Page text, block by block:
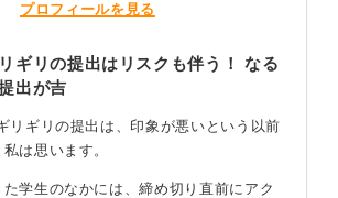
プロフィールを見る
ギリの提出はリスクも伴う！ なる
出が吉
リギリの提出は、印象が悪いという以前
は思います。
学生のなかには、締め切り直前にアク